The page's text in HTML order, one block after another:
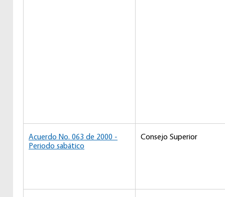
Acuerdo No. 063 de 2000 -
Periodo sabático
Consejo Superior